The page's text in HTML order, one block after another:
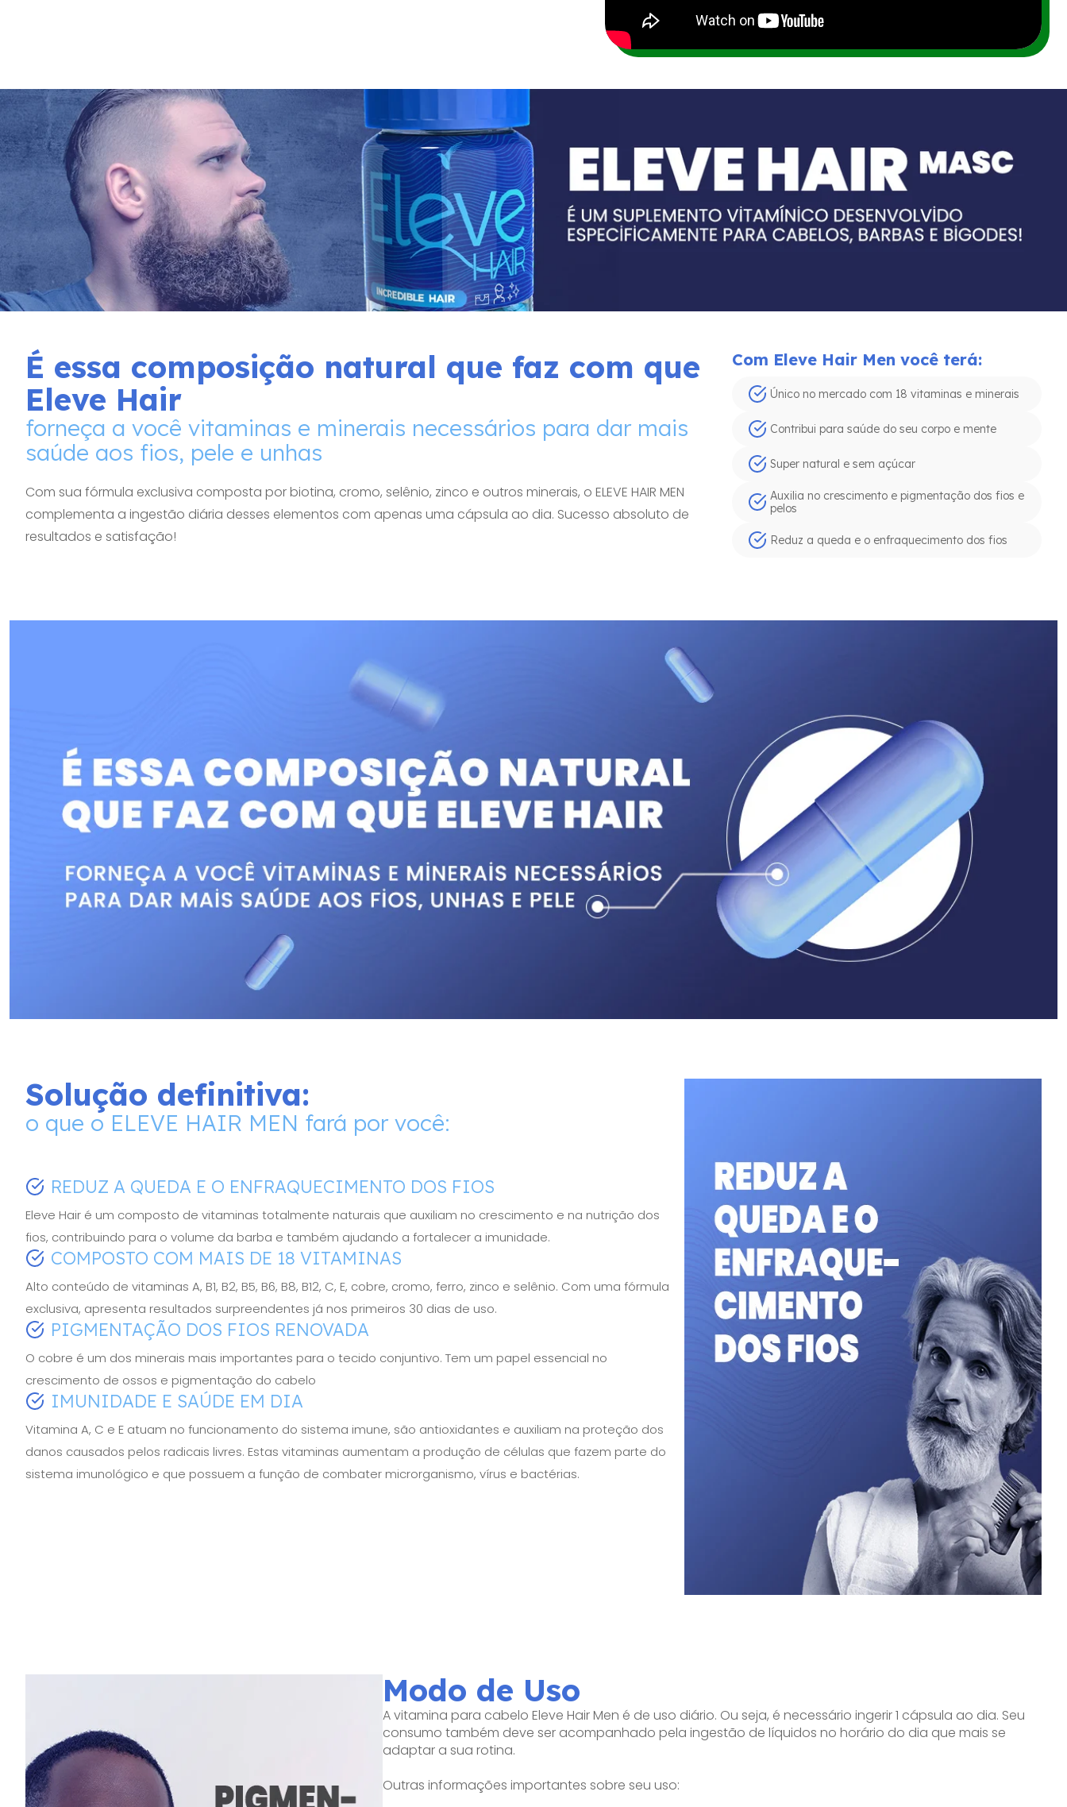
É essa composição natural que faz com que
Eleve Hair
forneça a você vitaminas e minerais necessários para dar mais
saúde aos fios, pele e unhas
Com sua fórmula exclusiva composta por biotina, cromo, selênio, zinco e outros minerais, o ELEVE HAIR MEN
complementa a ingestão diária desses elementos com apenas uma cápsula ao dia. Sucesso absoluto de
resultados e satisfação!
Com Eleve Hair Men você terá:
Único no mercado com 18 vitaminas e minerais
Contribui para saúde do seu corpo e mente
Super natural e sem açúcar
Auxilia no crescimento e pigmentação dos fios e
pelos
Reduz a queda e o enfraquecimento dos fios
Solução definitiva:
o que o ELEVE HAIR MEN fará por você:
REDUZ A QUEDA E O ENFRAQUECIMENTO DOS FIOS
Eleve Hair é um composto de vitaminas totalmente naturais que auxiliam no crescimento e na nutrição dos
fios, contribuindo para o volume da barba e também ajudando a fortalecer a imunidade.
COMPOSTO COM MAIS DE 18 VITAMINAS
Alto conteúdo de vitaminas A, B1, B2, B5, B6, B8, B12, C, E, cobre, cromo, ferro, zinco e selênio. Com uma fórmula
exclusiva, apresenta resultados surpreendentes já nos primeiros 30 dias de uso.
PIGMENTAÇÃO DOS FIOS RENOVADA
O cobre é um dos minerais mais importantes para o tecido conjuntivo. Tem um papel essencial no
crescimento de ossos e pigmentação do cabelo
IMUNIDADE E SAÚDE EM DIA
Vitamina A, C e E atuam no funcionamento do sistema imune, são antioxidantes e auxiliam na proteção dos
danos causados pelos radicais livres. Estas vitaminas aumentam a produção de células que fazem parte do
sistema imunológico e que possuem a função de combater microrganismo, vírus e bactérias.
Modo de Uso
A vitamina para cabelo Eleve Hair Men é de uso diário. Ou seja, é necessário ingerir 1 cápsula ao dia. Seu
consumo também deve ser acompanhado pela ingestão de líquidos no horário do dia que mais se
adaptar a sua rotina.
Outras informações importantes sobre seu uso: